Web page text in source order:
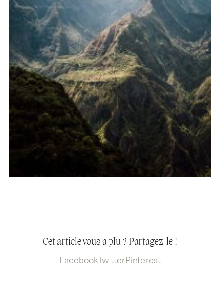
Cet article vous a plu ? Partagez-le !
Facebook TwitterPinterest